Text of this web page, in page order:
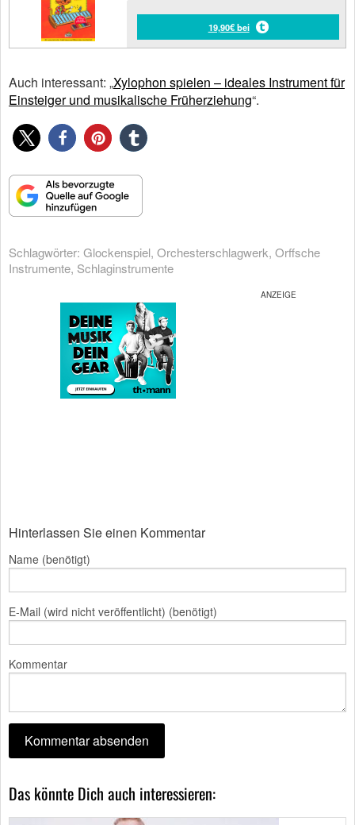
19,90€ bei
Auch interessant: „Xylophon spielen – ideales Instrument für
Einsteiger und musikalische Früherziehung“.
Schlagwörter: Glockenspiel, Orchesterschlagwerk, Orffsche
Instrumente, Schlaginstrumente
Hinterlassen Sie einen Kommentar
Name (benötigt)
E-Mail (wird nicht veröffentlicht) (benötigt)
Kommentar
Das könnte Dich auch interessieren: